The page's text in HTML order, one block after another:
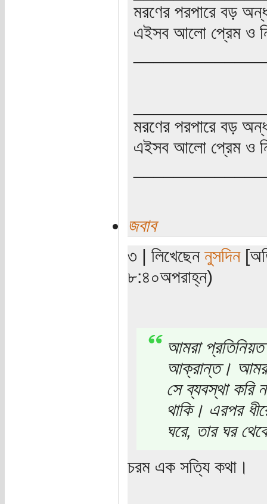
মরণের পরপারে বড়
এইসব আলো প্রেম ও
মরণের পরপারে বড়
এইসব আলো প্রেম ও
জবাব
৩ | লিখেছেন নুসদিন
৮:৪০অপরাহ্ন)
আমরা প্রতিনিয়ত
আক্রান্ত। আমরা
সে ব্যবস্থা করি
থাকি। এরপর
ঘরে, তার ঘর
চরম এক সত্যি কথা।